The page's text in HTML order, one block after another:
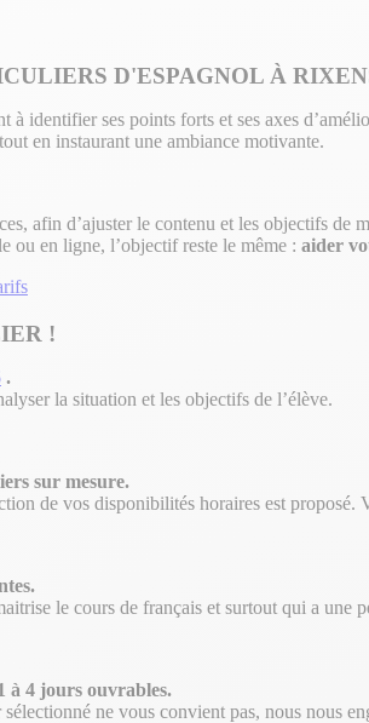
D'ESPAGNOL À
identifier ses points forts et ses axes
en instaurant une ambiance motivante.
afin d’ajuster le contenu et les objectifs
ou en ligne, l’objectif reste le même : aider
!
.
la situation et les objectifs de l’élève.
sur mesure.
de vos disponibilités horaires est
le cours de français et surtout qui a une
à 4 jours ouvrables.
ne vous convient pas, nous nous